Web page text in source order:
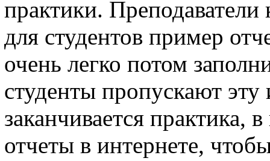
практики.
для студентов пример
очень легко потом
студенты пропускают
заканчивается практика,
отчеты в интернете,